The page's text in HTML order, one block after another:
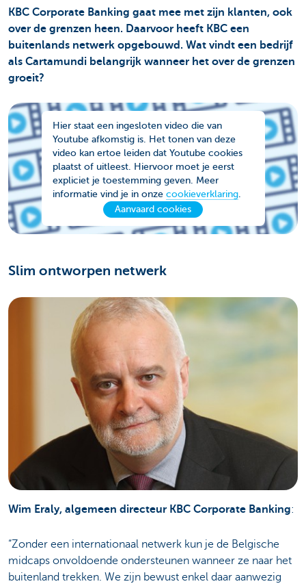
KBC Corporate Banking gaat mee met zijn klanten, ook
over de grenzen heen. Daarvoor heeft KBC een
buitenlands netwerk opgebouwd. Wat vindt een bedrijf
als Cartamundi belangrijk wanneer het over de grenzen
groeit?
Hier staat een ingesloten video die van
Youtube afkomstig is. Het tonen van deze
video kan ertoe leiden dat Youtube cookies
plaatst of uitleest. Hiervoor moet je eerst
expliciet je toestemming geven. Meer
informatie vind je in onze cookieverklaring.
Aanvaard cookies
Slim ontworpen netwerk
Wim Eraly, algemeen directeur KBC Corporate Banking:
“Zonder een internationaal netwerk kun je de Belgische
midcaps onvoldoende ondersteunen wanneer ze naar het
buitenland trekken. We zijn bewust enkel daar aanwezig